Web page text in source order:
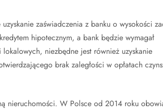
zaświadczenia z banku o wysokości
hipotecznym, a bank będzie wymagał
niezbędne jest również uzyskanie
brak zaległości w opłatach
nieruchomości. W Polsce od 2014 roku